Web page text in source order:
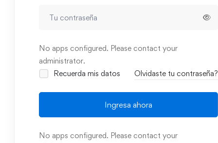
No apps configured. Please contact your
administrator.
Recuerda mis datos
Olvidaste tu contraseña?
Ingresa ahora
No apps configured. Please contact your